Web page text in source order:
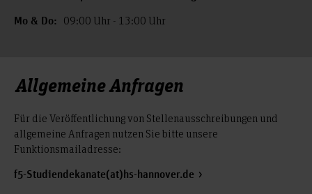
Mo & Do: 09:00 Uhr - 13:00 Uhr
Allgemeine Anfragen
Für die Veröffentlichung von Stellenausschreibungen und
allgemeine Anfragen nutzen Sie bitte unsere
Funktionsmailadresse:
f5-Studiendekanate(at)hs-hannover.de